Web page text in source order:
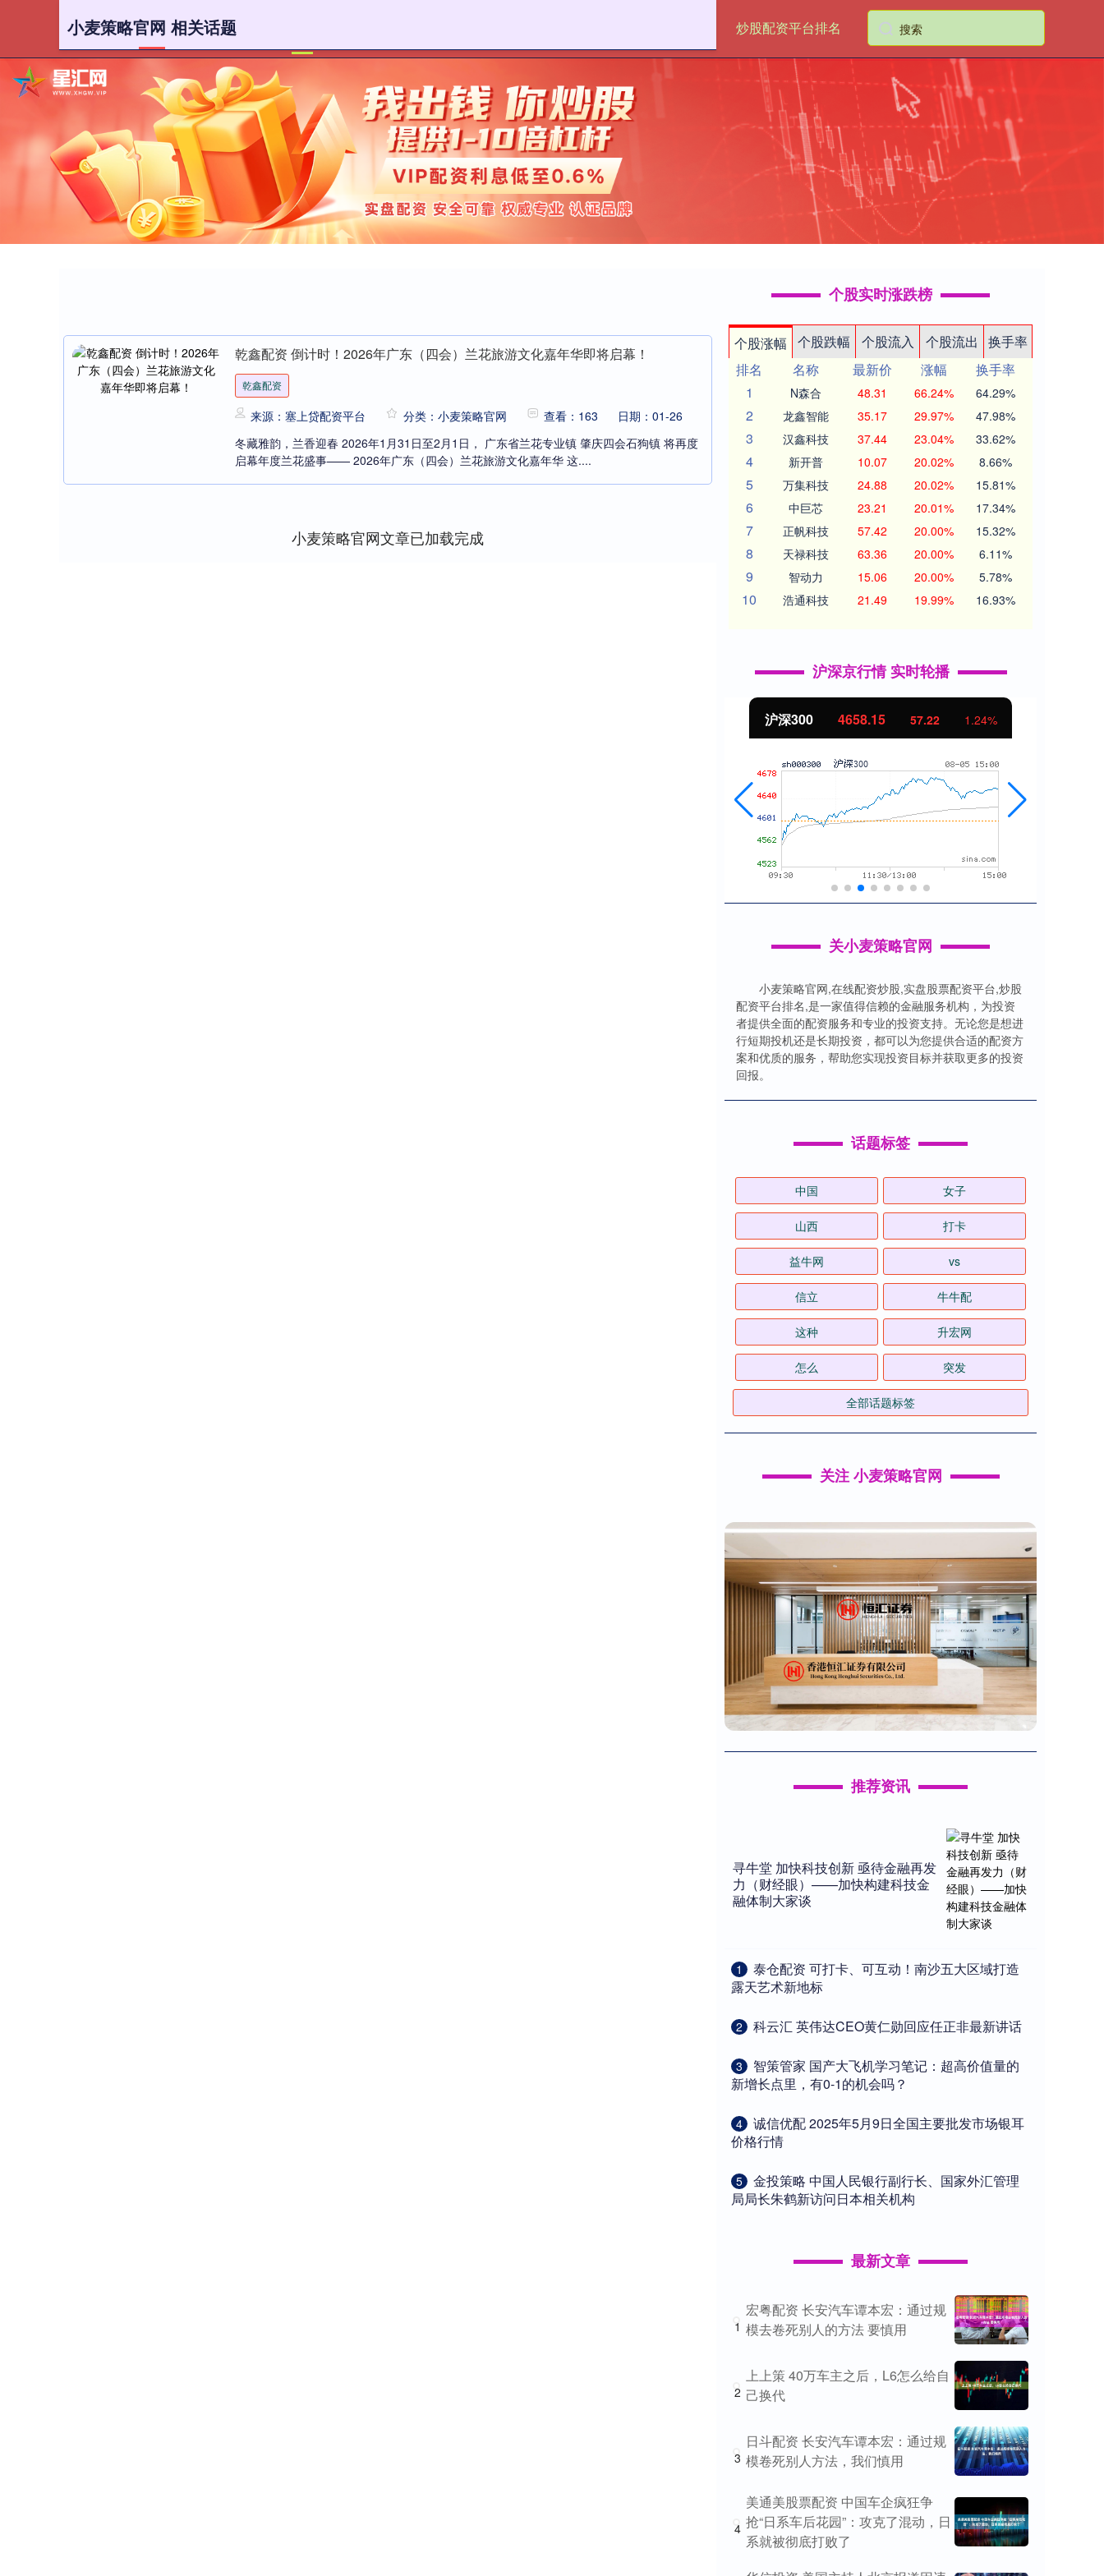
炒股配资平台排名
小麦策略官网 相关话题
乾鑫配资 倒计时！2026年广东（四会）兰花旅游文化嘉年华即将启幕！
乾鑫配资
来源：塞上贷配资平台 分类：小麦策略官网 查看：163
日期：01-26
冬藏雅韵，兰香迎春 2026年1月31日至2月1日， 广东省兰花专业镇 肇庆四会石狗镇 将再度
启幕年度兰花盛事—— 2026年广东（四会）兰花旅游文化嘉年华 这....
小麦策略官网文章已加载完成
个股实时涨跌榜
个股涨幅 个股跌幅 个股流入 个股流出
换手率
排名
名称 最新价 涨幅
换手率
1
N森合 48.31 66.24% 64.29%
2 龙鑫智能 35.17 29.97% 47.98%
3 汉鑫科技 37.44 23.04% 33.62%
4 新开普 10.07 20.02% 8.66%
5 万集科技 24.88 20.02% 15.81%
6 中巨芯 23.21 20.01% 17.34%
7 正帆科技 57.42 20.00% 15.32%
8 天禄科技 63.36 20.00% 6.11%
9 智动力 15.06 20.00% 5.78%
10 浩通科技 21.49 19.99% 16.93%
沪深京行情 实时轮播
北证50 1119.46 25.97 2.38%
关小麦策略官网
小麦策略官网,在线配资炒股,实盘股票配资平台,炒股
配资平台排名,是一家值得信赖的金融服务机构，为投资
者提供全面的配资服务和专业的投资支持。无论您是想进
行短期投机还是长期投资，都可以为您提供合适的配资方
案和优质的服务，帮助您实现投资目标并获取更多的投资
回报。
话题标签
中国 女子
山西 打卡
益牛网 vs
信立 牛牛配
这种 升宏网
怎么 突发
全部话题标签
关注 小麦策略官网
推荐资讯
寻牛堂 加快科技创新 亟待金融再发
力（财经眼）——加快构建科技金
融体制大家谈
1
​泰仓配资 可打卡、可互动！南沙五大区域打造
露天艺术新地标
2 ​科云汇 英伟达CEO黄仁勋回应任正非最新讲话
3
​智策管家 国产大飞机学习笔记：超高价值量的
新增长点里，有0-1的机会吗？
4
​诚信优配 2025年5月9日全国主要批发市场银耳
价格行情
5
​金投策略 中国人民银行副行长、国家外汇管理
局局长朱鹤新访问日本相关机构
最新文章
1
宏粤配资 长安汽车谭本宏：通过规
模去卷死别人的方法 要慎用
2
上上策 40万车主之后，L6怎么给自
己换代
3
日斗配资 长安汽车谭本宏：通过规
模卷死别人方法，我们慎用
4
美通美股票配资 中国车企疯狂争
抢“日系车后花园”：攻克了混动，日
系就被彻底打败了